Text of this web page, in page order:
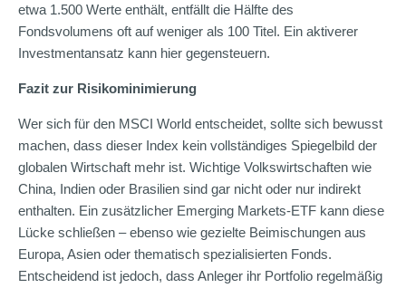
etwa 1.500 Werte enthält, entfällt die Hälfte des
Fondsvolumens oft auf weniger als 100 Titel. Ein aktiverer
Investmentansatz kann hier gegensteuern.
Fazit zur Risikominimierung
Wer sich für den MSCI World entscheidet, sollte sich bewusst
machen, dass dieser Index kein vollständiges Spiegelbild der
globalen Wirtschaft mehr ist. Wichtige Volkswirtschaften wie
China, Indien oder Brasilien sind gar nicht oder nur indirekt
enthalten. Ein zusätzlicher Emerging Markets-ETF kann diese
Lücke schließen – ebenso wie gezielte Beimischungen aus
Europa, Asien oder thematisch spezialisierten Fonds.
Entscheidend ist jedoch, dass Anleger ihr Portfolio regelmäßig